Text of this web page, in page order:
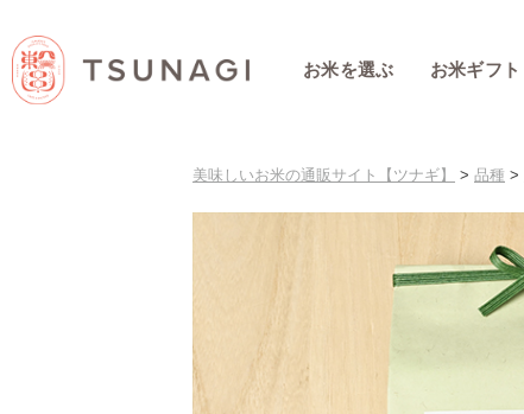
お米を選ぶ お米ギフト
美味しいお米の通販サイト【ツナギ】 > 品種 >